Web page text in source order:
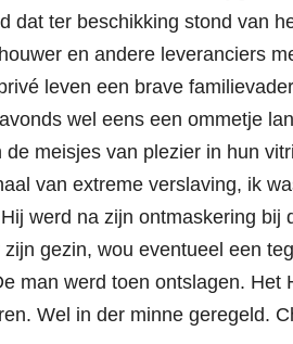
dat ter beschikking stond van
en andere leveranciers
leven een brave
wel eens een ommetje
meisjes van plezier in hun
van extreme verslaving, ik
Hij werd na zijn ontmaskering bij
gezin, wou eventueel een
man werd toen ontslagen. Het
Wel in der minne geregeld.